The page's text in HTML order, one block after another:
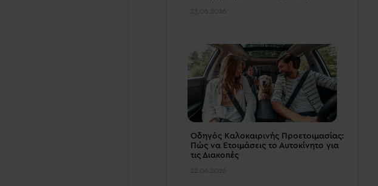
23.06.2026
Οδηγός Καλοκαιρινής Προετοιμασίας:
Πώς να Ετοιμάσεις το Αυτοκίνητο για
τις Διακοπές
22.06.2026